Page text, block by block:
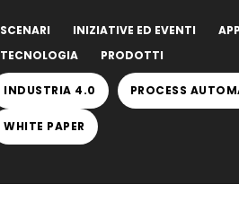
SCENARI INIZIATIVE ED EVENTI
TECNOLOGIA
PRODOTTI
INDUSTRIA 4.0 PROCESS
WHITE PAPER